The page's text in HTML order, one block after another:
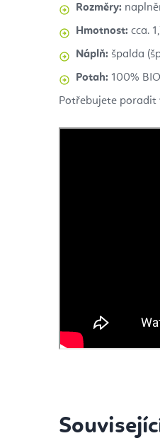
Rozměry:
Hmotnost: cca.
Náplň: špalda
Potah: 100%
Potřebujete poradit